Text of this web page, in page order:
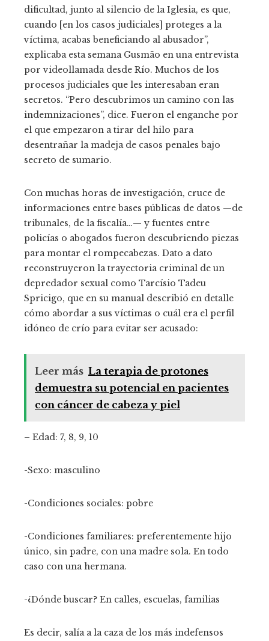
dificultad, junto al silencio de la Iglesia, es que,
cuando [en los casos judiciales] proteges a la
víctima, acabas beneficiando al abusador”,
explicaba esta semana Gusmão en una entrevista
por videollamada desde Río. Muchos de los
procesos judiciales que les interesaban eran
secretos. “Pero descubrimos un camino con las
indemnizaciones”, dice. Fueron el enganche por
el que empezaron a tirar del hilo para
desentrañar la madeja de casos penales bajo
secreto de sumario.
Con muchas horas de investigación, cruce de
informaciones entre bases públicas de datos —de
tribunales, de la fiscalía…— y fuentes entre
policías o abogados fueron descubriendo piezas
para montar el rompecabezas. Dato a dato
reconstruyeron la trayectoria criminal de un
depredador sexual como Tarcísio Tadeu
Spricigo, que en su manual describió en detalle
cómo abordar a sus víctimas o cuál era el perfil
idóneo de crío para evitar ser acusado:
Leer más La terapia de protones
demuestra su potencial en pacientes
con cáncer de cabeza y piel
– Edad: 7, 8, 9, 10
-Sexo: masculino
-Condiciones sociales: pobre
-Condiciones familiares: preferentemente hijo
único, sin padre, con una madre sola. En todo
caso con una hermana.
-¿Dónde buscar? En calles, escuelas, familias
Es decir, salía a la caza de los más indefensos